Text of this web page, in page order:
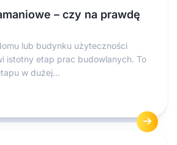
– czy na prawdę
lub budynku użyteczności
istotny etap prac budowlanych. To
w dużej...